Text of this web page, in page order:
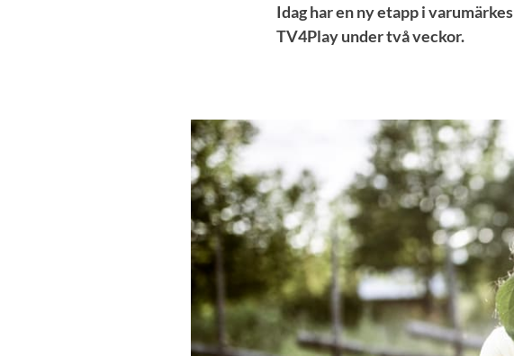
Idag har en ny etapp i
TV4Play under två veckor.